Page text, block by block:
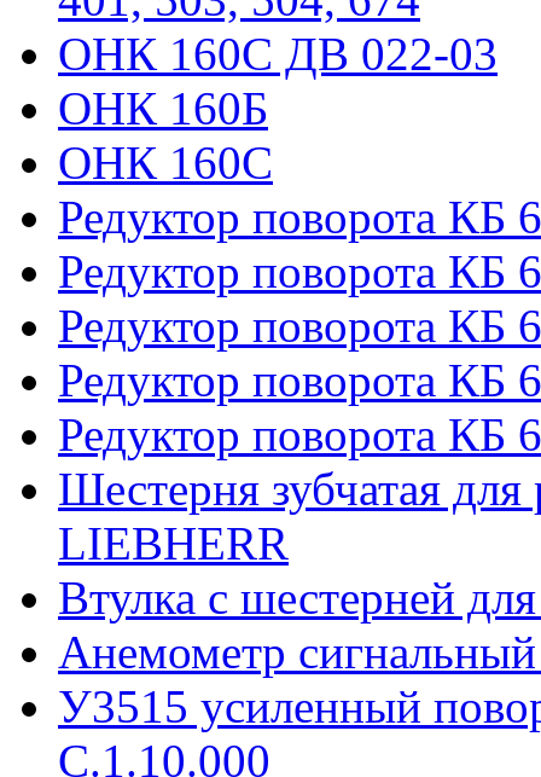
ОНК 160С ДВ 022-03
ОНК 160Б
ОНК 160С
Редуктор поворота КБ
Редуктор поворота КБ
Редуктор поворота КБ
Редуктор поворота КБ
Редуктор поворота КБ
Шестерня зубчатая
LIEBHERR
Втулка с шестерней
Анемометр
У3515 усиленный
С.1.10.000